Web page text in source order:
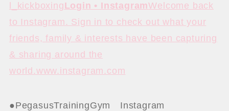
l_kickboxingLogin • InstagramWelcome back
to Instagram. Sign in to check out what your
friends, family & interests have been capturing
& sharing around the
world.www.instagram.com
●PegasusTrainingGym Instagram